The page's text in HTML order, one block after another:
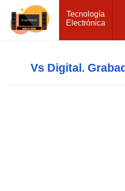
Tecnología
Electrónica
Vs Digital.